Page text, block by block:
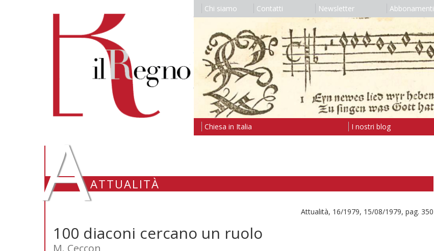
Chi siamo Contatti Newsletter Abbonamenti
Chiesa in Italia I nostri blog
AATTUALITÀ
Attualità, 16/1979, 15/08/1979, pag. 350
100 diaconi cercano un ruolo
M. Ceccon